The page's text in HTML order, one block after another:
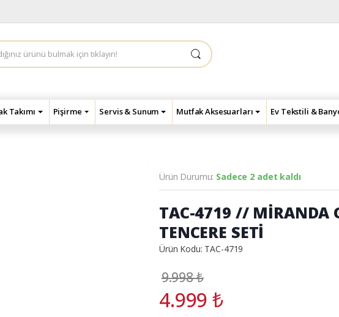
Takımı Pişirme Servis & Sunum Mutfak Aksesuarları Ev Tekstili &
Ürün Durumu: Sadece 2 adet kaldı
TAC-4719 // MİRANDA
TENCERE SETİ
Ürün Kodu: TAC-4719
9.998₺
4.999₺